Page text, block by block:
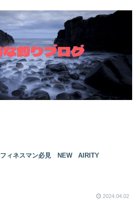
フィネスマン必見 NEW AIRITY
2024.04.02